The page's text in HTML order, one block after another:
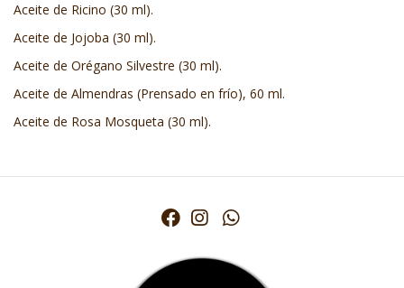
Aceite de Ricino (30 ml).
Aceite de Jojoba (30 ml).
Aceite de Orégano Silvestre (30 ml).
Aceite de Almendras (Prensado en frío), 60 ml.
Aceite de Rosa Mosqueta (30 ml).